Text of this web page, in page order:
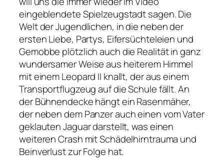
eingeblendete Spielzeugstadt sagen. Die
Welt der Jugendlichen, in die neben der
ersten Liebe, Partys, Eifersüchteleien und
Gemobbe plötzlich auch die Realität in ganz
wundersamer Weise aus heiterem Himmel
mit einem Leopard II knallt, der aus einem
Transportflugzeug auf die Schule fällt. An
der Bühnendecke hängt ein Rasenmäher,
der neben dem Panzer auch einen vom Vater
geklauten Jaguar darstellt, was einen
weiteren Crash mit Schädelhirntrauma und
Beinverlust zur Folge hat.